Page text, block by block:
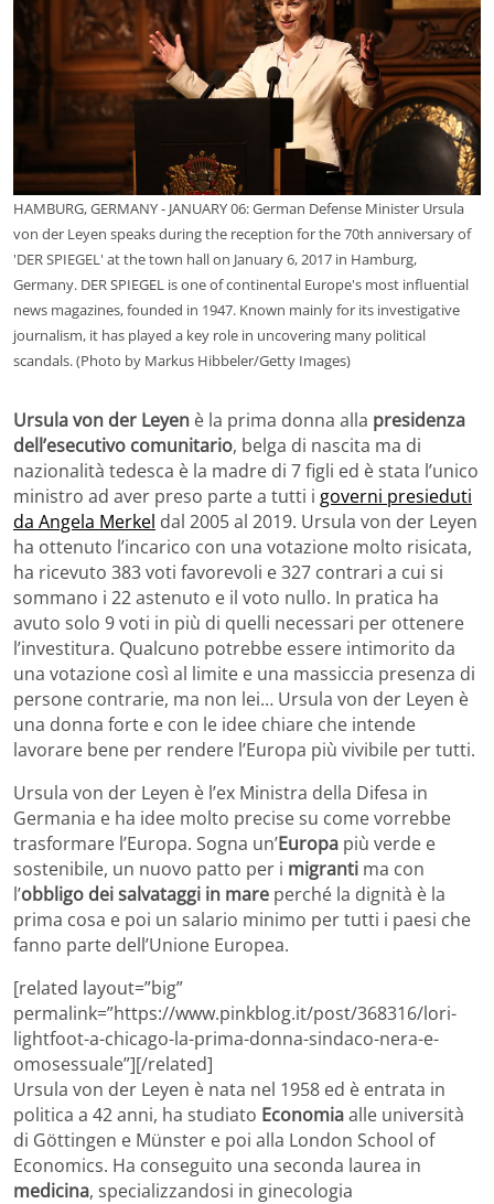
HAMBURG, GERMANY - JANUARY 06: German Defense Minister Ursula
von der Leyen speaks during the reception for the 70th anniversary of
'DER SPIEGEL' at the town hall on January 6, 2017 in Hamburg,
Germany. DER SPIEGEL is one of continental Europe's most influential
news magazines, founded in 1947. Known mainly for its investigative
journalism, it has played a key role in uncovering many political
scandals. (Photo by Markus Hibbeler/Getty Images)
Ursula von der Leyen è la prima donna alla presidenza
dell’esecutivo comunitario, belga di nascita ma di
nazionalità tedesca è la madre di 7 figli ed è stata l’unico
ministro ad aver preso parte a tutti i governi presieduti
da Angela Merkel dal 2005 al 2019. Ursula von der Leyen
ha ottenuto l’incarico con una votazione molto risicata,
ha ricevuto 383 voti favorevoli e 327 contrari a cui si
sommano i 22 astenuto e il voto nullo. In pratica ha
avuto solo 9 voti in più di quelli necessari per ottenere
l’investitura. Qualcuno potrebbe essere intimorito da
una votazione così al limite e una massiccia presenza di
persone contrarie, ma non lei… Ursula von der Leyen è
una donna forte e con le idee chiare che intende
lavorare bene per rendere l’Europa più vivibile per tutti.
Ursula von der Leyen è l’ex Ministra della Difesa in
Germania e ha idee molto precise su come vorrebbe
trasformare l’Europa. Sogna un’Europa più verde e
sostenibile, un nuovo patto per i migranti ma con
l’obbligo dei salvataggi in mare perché la dignità è la
prima cosa e poi un salario minimo per tutti i paesi che
fanno parte dell’Unione Europea.
[related layout=”big”
permalink=”https://www.pinkblog.it/post/368316/lori-
lightfoot-a-chicago-la-prima-donna-sindaco-nera-e-
omosessuale”][/related]
Ursula von der Leyen è nata nel 1958 ed è entrata in
politica a 42 anni, ha studiato Economiaalle università
di Göttingen e Münster e poi alla London School of
Economics. Ha conseguito una seconda laurea in
medicina, specializzandosi in ginecologia